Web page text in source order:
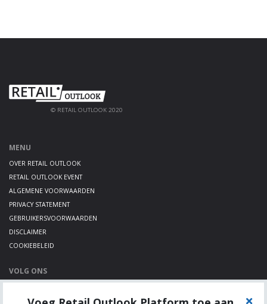
© RETAIL OUTLOOK 2020
MENU
OVER RETAIL OUTLOOK
RETAIL OUTLOOK EVENT
ALGEMENE VOORWAARDEN
PRIVACY STATEMENT
GEBRUIKERSVOORWAARDEN
DISCLAIMER
COOKIEBELEID
VOLG ONS
TWITTER